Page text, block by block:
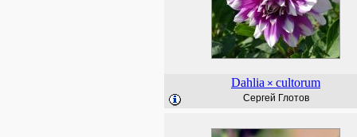
Dahlia × cultorum
Сергей Глотов